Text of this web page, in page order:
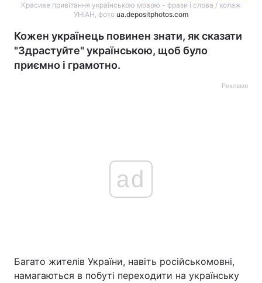
Україна Політика
Красиве привітання українською мовою - фрази і слова / колаж
УНІАН, фото ua.depositphotos.com
Кожен українець повинен знати, як сказати
"Здрастуйте" українською, щоб було
приємно і грамотно.
Реклама
ad
Багато жителів України, навіть російськомовні,
намагаються в побуті переходити на українську